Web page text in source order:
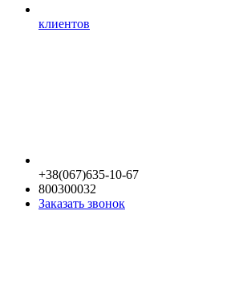
клиентов
+38(067)635-10-67
800300032
Заказать звонок